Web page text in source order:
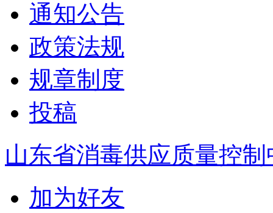
通知公告
政策法规
规章制度
投稿
山东省消毒供应质量控制
加为好友